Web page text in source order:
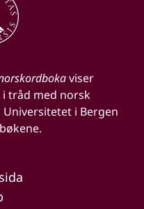
viser
tråd med norsk
i Bergen